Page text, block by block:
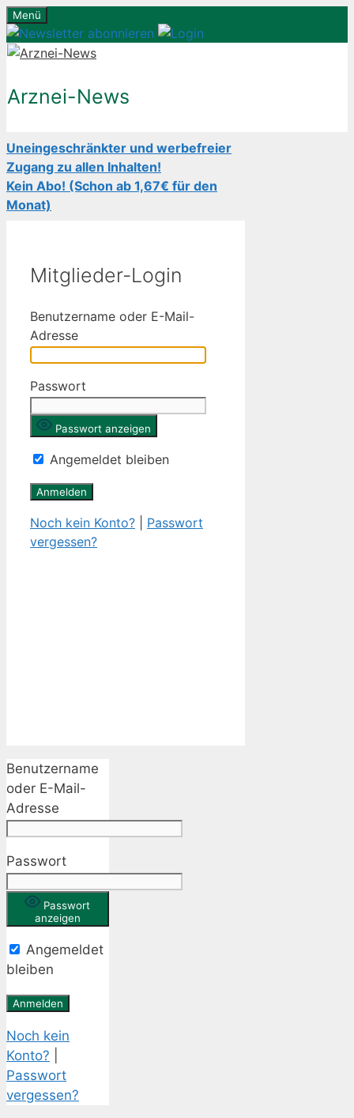
Zum
Inhalt
springen
Menü
Arznei-News
Uneingeschränkter und werbefreier
Zugang zu allen Inhalten!
Kein Abo! (Schon ab 1,67€ für den
Monat)
Mitglieder-Login
Benutzername oder E-Mail-
Adresse
Passwort
Passwort anzeigen
Angemeldet bleiben
Noch kein Konto?
Passwort
vergessen?
Benutzername
oder E-Mail-
Adresse
Passwort
Passwort
anzeigen
Angemeldet
bleiben
Noch kein
Konto?
Passwort
vergessen?